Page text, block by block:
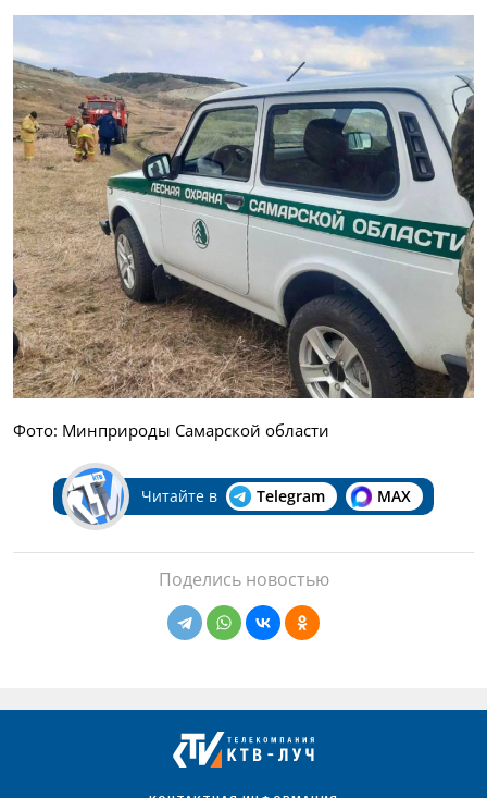
Фото: Минприроды Самарской области
Читайте в Telegram MAX
Поделись новостью